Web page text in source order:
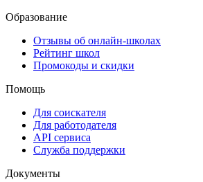
Образование
Отзывы об онлайн-школах
Рейтинг школ
Промокоды и скидки
Помощь
Для соискателя
Для работодателя
API сервиса
Служба поддержки
Документы